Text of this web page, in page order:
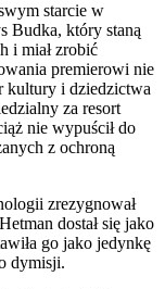
starcie w
Budka, który staną
i miał zrobić
premierowi nie
kultury i dziedzictwa
za resort
nie wypuścił do
z ochroną
zrezygnował
dostał się jako
go jako jedynkę
dymisji.